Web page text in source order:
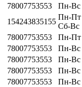
78007753553
Пн-Вс
154243835155
Пн-Пт
Сб-Вс
78007753553
Пн-Пт
78007753553
Пн-Вс
78007753553
Пн-Вс
78007753553
Пн-Вс
78007753553
Пн-Вс